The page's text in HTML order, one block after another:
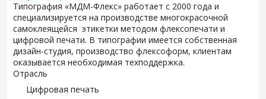
Типография «МДМ-Флекс» работает с 2000 года и
специализируется на производстве многокрасочной
самоклеящейся этикетки методом флексопечати и
цифровой печати. В типографии имеется собственная
дизайн-студия, производство флексоформ, клиентам
оказывается необходимая техподдержка.
Отрасль
Цифровая печать